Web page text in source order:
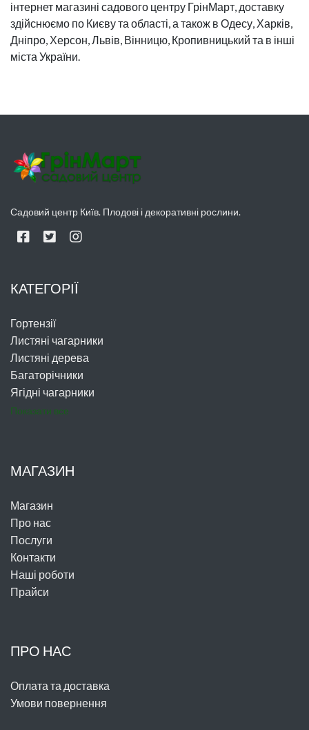
інтернет магазині садового центру ГрінМарт, доставку
здійснюємо по Києву та області, а також в Одесу, Харків,
Дніпро, Херсон, Львів, Вінницю, Кропивницький та в інші
міста України.
Садовий центр Київ. Плодові і декоративні рослини.
КАТЕГОРІЇ
Гортензії
Листяні чагарники
Листяні дерева
Багаторічники
Ягідні чагарники
Показати все
МАГАЗИН
Магазин
Про нас
Послуги
Контакти
Наші роботи
Прайси
ПРО НАС
Оплата та доставка
Умови повернення